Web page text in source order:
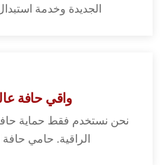
الجديدة وخدمة
واقي حافة
نحن نستخدم فقط حماية
الراقية. حامي